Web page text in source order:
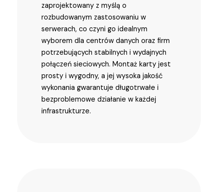
zaprojektowany z myślą o
rozbudowanym zastosowaniu w
serwerach, co czyni go idealnym
wyborem dla centrów danych oraz firm
potrzebujących stabilnych i wydajnych
połączeń sieciowych. Montaż karty jest
prosty i wygodny, a jej wysoka jakość
wykonania gwarantuje długotrwałe i
bezproblemowe działanie w każdej
infrastrukturze.